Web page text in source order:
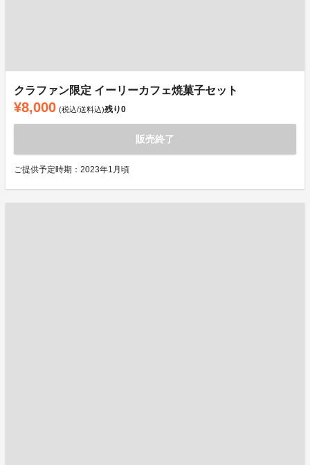
クラファン限定 イーリーカフェ焼菓子セット
¥8,000 (税込/送料込)残り0
販売終了
ご提供予定時期：2023年1月頃